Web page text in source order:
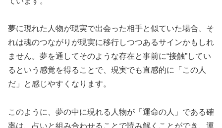
夢に現れた人物が現実で出会った相手と似ていた場合、そ
れは魂のつながりが現実に移行しつつあるサインかもしれ
ません。夢を通してそのような存在と事前に“接触”してい
るという感覚を得ることで、現実でも直感的に「この人
だ」と感じやすくなります。
このように、夢の中に現れる人物が「運命の人」である確
率は、占いと組み合わせることで読み解くことができ、運